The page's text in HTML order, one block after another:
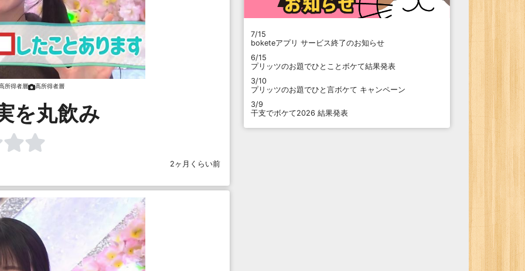
所得者層 高所得者層
を丸飲み
2ヶ月くらい前
7/15
boketeアプリ サービス終了のお知らせ
6/15
プリッツのお題でひとことボケて結果発表
3/10
プリッツのお題でひと言ボケて キャンペーン
3/9
干支でボケて2026 結果発表